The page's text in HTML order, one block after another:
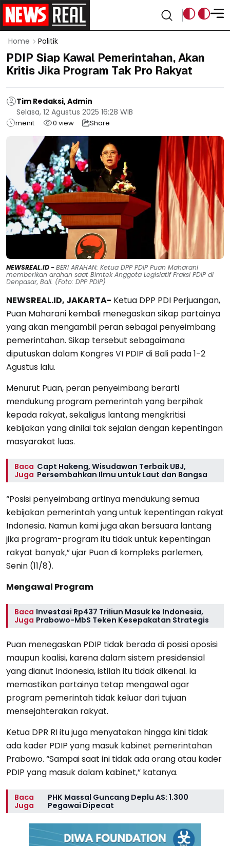
Home Politik
PDIP Siap Kawal Pemerintahan, Akan
Kritis Jika Program Tak Pro Rakyat
Tim Redaksi, Admin
Selasa, 12 Agustus 2025 16:28 WIB
menit 0 view Share
NEWSREAL.ID -BERI ARAHAN: Ketua DPP PDIP Puan Maharani
memberikan arahan saat Bimtek Anggota Legislatif Fraksi PDIP di
Denpasar, Bali. (Foto: DPP PDIP)
NEWSREAL.ID, JAKARTA- Ketua DPP PDI Perjuangan,
Puan Maharani kembali menegaskan sikap partainya
yang akan mengambil peran sebagai penyeimbang
pemerintahan. Sikap tersebut sebagaimana
diputuskan dalam Kongres VI PDIP di Bali pada 1-2
Agustus lalu.
Menurut Puan, peran penyeimbang berarti
mendukung program pemerintah yang berpihak
kepada rakyat, sekaligus lantang mengkritisi
kebijakan yang dinilai tak sejalan dengan kepentingan
masyarakat luas.
Baca
Juga
Capt Hakeng, Wisudawan Terbaik UBJ,
Persembahkan Ilmu untuk Laut dan Bangsa
“Posisi penyeimbang artinya mendukung semua
kebijakan pemerintah yang untuk kepentingan rakyat
Indonesia. Namun kami juga akan bersuara lantang
jika program-program itu tidak untuk kepentingan
rakyat banyak,” ujar Puan di kompleks parlemen,
Senin (11/8).
Mengawal Program
Baca
Juga
Investasi Rp437 Triliun Masuk ke Indonesia,
Prabowo-MbS Teken Kesepakatan Strategis
Puan menegaskan PDIP tidak berada di posisi oposisi
maupun koalisi, karena dalam sistem presidensial
yang dianut Indonesia, istilah itu tidak dikenal. Ia
memastikan partainya tetap mengawal agar
program pemerintah tidak keluar dari tujuan
mensejahterakan rakyat.
Ketua DPR RI itu juga menyatakan hingga kini tidak
ada kader PDIP yang masuk kabinet pemerintahan
Prabowo. “Sampai saat ini tidak ada orang atau kader
PDIP yang masuk dalam kabinet,” katanya.
Baca
Juga
PHK Massal Guncang Deplu AS: 1.300
Pegawai Dipecat